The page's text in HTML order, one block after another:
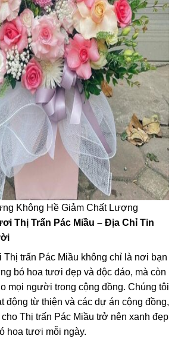
Không Hề Giảm Chất Lượng
Thị Trấn Pác Miầu – Địa Chỉ Tin
trấn Pác Miầu không chỉ là nơi bạn
bó hoa tươi đẹp và độc đáo, mà còn
mọi người trong cộng đồng. Chúng tôi
động từ thiện và các dự án cộng đồng,
Thị trấn Pác Miầu trở nên xanh đẹp
hoa tươi mỗi ngày.